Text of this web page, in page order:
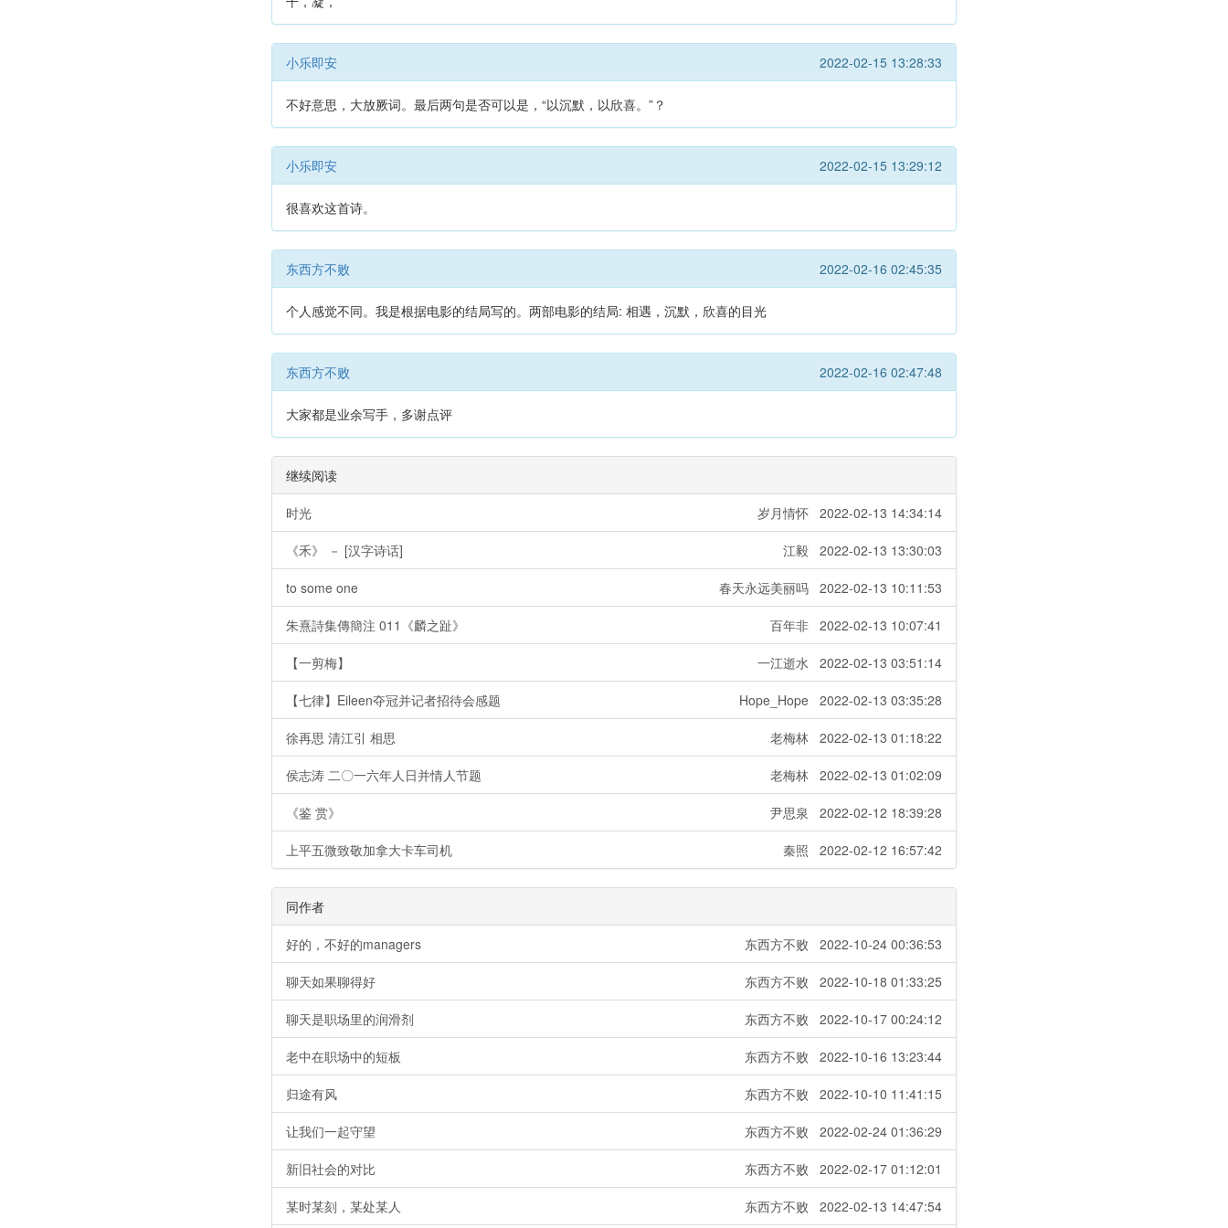
小乐即安 2022-02-15 13:28:33
不好意思，大放厥词。最后两句是否可以是，“以沉默，以欣喜。”？
小乐即安 2022-02-15 13:29:12
很喜欢这首诗。
东西方不败 2022-02-16 02:45:35
个人感觉不同。我是根据电影的结局写的。两部电影的结局: 相遇，沉默，欣喜的目光
东西方不败 2022-02-16 02:47:48
大家都是业余写手，多谢点评
继续阅读
时光 岁月情怀 2022-02-13 14:34:14
《禾》 － [汉字诗话] 江毅 2022-02-13 13:30:03
to some one 春天永远美丽吗 2022-02-13 10:11:53
朱熹詩集傳簡注 011《麟之趾》 百年非 2022-02-13 10:07:41
【一剪梅】 一江逝水 2022-02-13 03:51:14
【七律】Eileen夺冠并记者招待会感题 Hope_Hope 2022-02-13 03:35:28
徐再思 清江引 相思 老梅林 2022-02-13 01:18:22
侯志涛 二〇一六年人日并情人节题 老梅林 2022-02-13 01:02:09
《鉴 赏》 尹思泉 2022-02-12 18:39:28
上平五微致敬加拿大卡车司机 秦照 2022-02-12 16:57:42
同作者
好的，不好的managers 东西方不败 2022-10-24 00:36:53
聊天如果聊得好 东西方不败 2022-10-18 01:33:25
聊天是职场里的润滑剂 东西方不败 2022-10-17 00:24:12
老中在职场中的短板 东西方不败 2022-10-16 13:23:44
归途有风 东西方不败 2022-10-10 11:41:15
让我们一起守望 东西方不败 2022-02-24 01:36:29
新旧社会的对比 东西方不败 2022-02-17 01:12:01
某时某刻，某处某人 东西方不败 2022-02-13 14:47:54